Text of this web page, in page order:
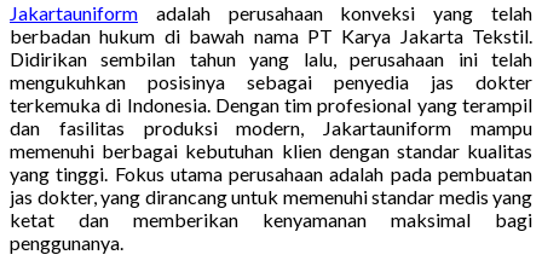
Jakartauniform adalah perusahaan konveksi yang telah
berbadan hukum di bawah nama PT Karya Jakarta Tekstil.
Didirikan sembilan tahun yang lalu, perusahaan ini telah
mengukuhkan posisinya sebagai penyedia jas dokter
terkemuka di Indonesia. Dengan tim profesional yang terampil
dan fasilitas produksi modern, Jakartauniform mampu
memenuhi berbagai kebutuhan klien dengan standar kualitas
yang tinggi. Fokus utama perusahaan adalah pada pembuatan
jas dokter, yang dirancang untuk memenuhi standar medis yang
ketat dan memberikan kenyamanan maksimal bagi
penggunanya.